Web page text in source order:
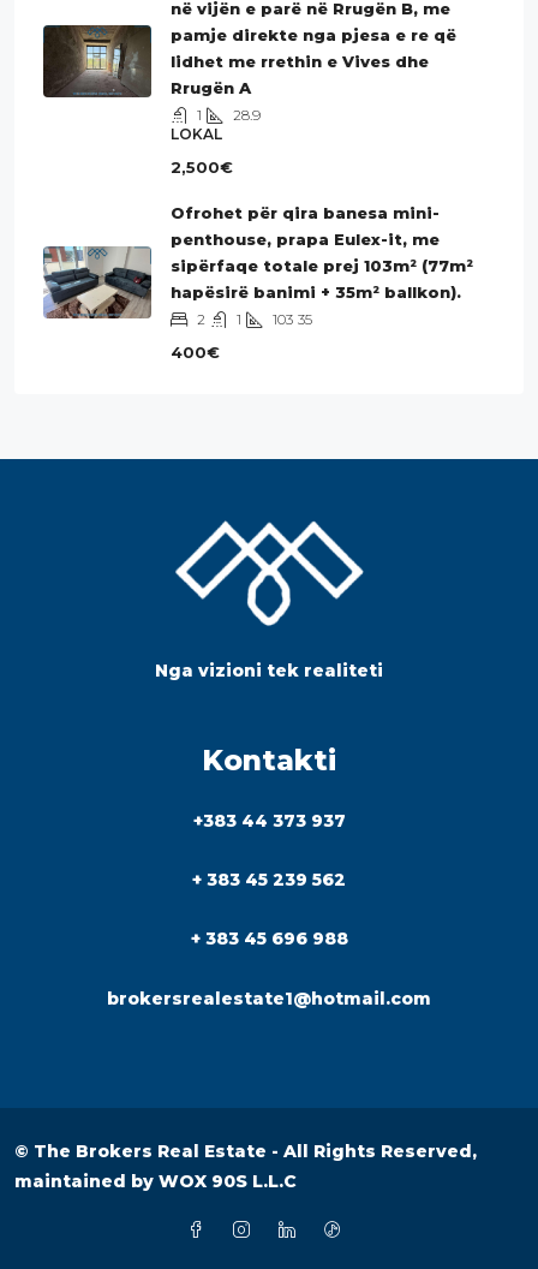
në vijën e parë në Rrugën B, me
pamje direkte nga pjesa e re që
lidhet me rrethin e Vives dhe
Rrugën A
1
28.9
LOKAL
2,500€
Ofrohet për qira banesa mini-
penthouse, prapa Eulex-it, me
sipërfaqe totale prej 103m² (77m²
hapësirë banimi + 35m² ballkon).
2 1 103 35
400€
Nga vizioni tek realiteti
Kontakti
+383 44 373 937
+ 383 45 239 562
+ 383 45 696 988
brokersrealestate1@hotmail.com
© The Brokers Real Estate - All Rights Reserved,
maintained by WOX 90S L.L.C